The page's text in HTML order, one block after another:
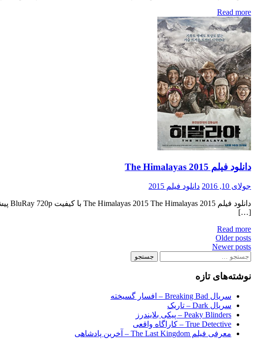
Read more
دانلود فیلم The Himalayas 2015
جولای 10, 2016 دانلود فیلم 2015
[…]
Read more
Posts
navigation
Older posts
Newer posts
جستجو
نوشته‌های تازه
سریال Breaking Bad – افسار گسیخته
سریال Dark – تاریک
Peaky Blinders – پیکی بلایندرز
True Detective – کاراگاه واقعی
معرفی فیلم The Last Kingdom – آخرین پادشاهی